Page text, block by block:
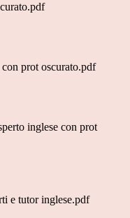
prot oscurato.pdf
inglese con prot
e tutor inglese.pdf